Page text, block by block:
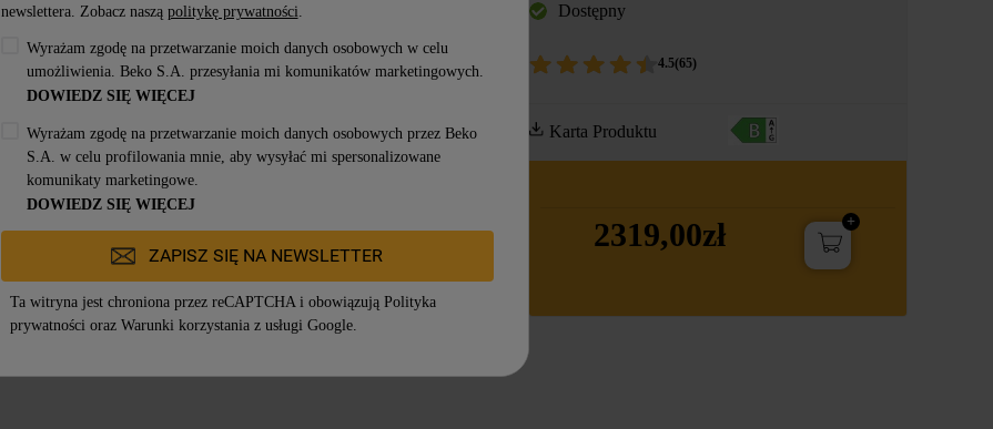
Dostępny
Karta Produktu
2499,00zł
Dostępny
4.5(65)
Karta Produktu
2319,00zł
newslettera. Zobacz naszą politykę prywatności.
Wyrażam zgodę na przetwarzanie moich danych osobowych w celu
umożliwienia. Beko S.A. przesyłania mi komunikatów marketingowych.
DOWIEDZ SIĘ WIĘCEJ
Wyrażam zgodę na przetwarzanie moich danych osobowych przez Beko
S.A. w celu profilowania mnie, aby wysyłać mi spersonalizowane
komunikaty marketingowe.
DOWIEDZ SIĘ WIĘCEJ
ZAPISZ SIĘ NA NEWSLETTER
Ta witryna jest chroniona przez reCAPTCHA i obowiązują Polityka
prywatnościoraz Warunki korzystania z usługiGoogle.